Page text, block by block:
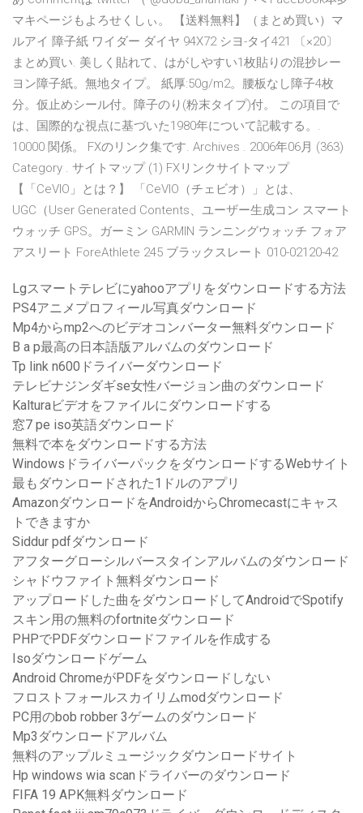
マキページもよろせくしぃ。 【送料無料】（まとめ買い）マ
ルアイ 障子紙 ワイダー ダイヤ 94X72 シヨ-タイ421 〔×20〕
まとめ買い. 美しく貼れて、はがしやすい1枚貼りの混抄レー
ヨン障子紙。無地タイプ。 紙厚:50g/m2。腰板なし障子4枚
分。仮止めシール付。障子のり(粉末タイプ)付。 この項目で
は、国際的な視点に基づいた1980年について記載する。.
10000 関係。 FXのリンク集です. Archives . 2006年06月 (363)
Category . サイトマップ (1) FXリンクサイトマップ
【「CeVIO」とは？】 「CeVIO（チェビオ）」とは、
UGC（User Generated Contents、ユーザー生成コン スマート
ウォッチ GPS。ガーミン GARMIN ランニングウォッチ フォア
アスリート ForeAthlete 245 ブラックスレート 010-02120-42
Lgスマートテレビにyahooアプリをダウンロードする方法
PS4アニメプロフィール写真ダウンロード
Mp4からmp2へのビデオコンバーター無料ダウンロード
B a p最高の日本語版アルバムのダウンロード
Tp link n600ドライバーダウンロード
テレビナジンダギse女性バージョン曲のダウンロード
Kalturaビデオをファイルにダウンロードする
窓7 pe iso英語ダウンロード
無料で本をダウンロードする方法
WindowsドライバーパックをダウンロードするWebサイト
最もダウンロードされた1ドルのアプリ
AmazonダウンロードをAndroidからChromecastにキャス
トできますか
Siddur pdfダウンロード
アフターグローシルバースタインアルバムのダウンロード
シャドウファイト無料ダウンロード
アップロードした曲をダウンロードしてAndroidでSpotify
スキン用の無料のfortniteダウンロード
PHPでPDFダウンロードファイルを作成する
Isoダウンロードゲーム
Android ChromeがPDFをダウンロードしない
フロストフォールスカイリムmodダウンロード
PC用のbob robber 3ゲームのダウンロード
Mp3ダウンロードアルバム
無料のアップルミュージックダウンロードサイト
Hp windows wia scanドライバーのダウンロード
FIFA 19 APK無料ダウンロード